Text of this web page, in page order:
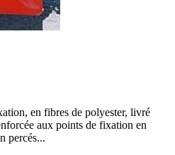
en fibres de polyester, livré
aux points de fixation en
percés...